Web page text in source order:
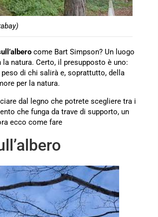
come Bart Simpson? Un luogo
natura. Certo, il presupposto è uno:
di chi salirà e, soprattutto, della
per la natura.
dal legno che potrete scegliere tra i
che funga da trave di supporto, un
ecco come fare